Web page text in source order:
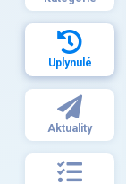
Uplynulé
Aktuality